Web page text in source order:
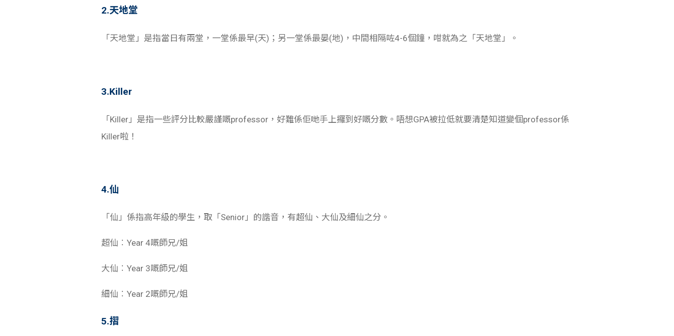
2.天地堂
「天地堂」是指當日有兩堂，一堂係最早(天)；另一堂係最晏(地)，中間相隔咗4-6個鐘，咁就為之「天地堂」。
3.Killer
「Killer」是指一些評分比較嚴謹嘅professor，好難係佢哋手上攞到好嘅分數。唔想GPA被拉低就要清楚知道變個professor係
Killer啦！
4.仙
「仙」係指高年級的學生，取「Senior」的諧音，有超仙、大仙及細仙之分。
超仙︰Year 4嘅師兄/姐
大仙︰Year 3嘅師兄/姐
細仙︰Year 2嘅師兄/姐
5.摺